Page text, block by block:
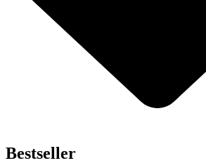
Bestseller